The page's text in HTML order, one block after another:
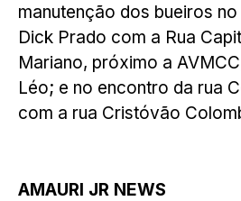
manutenção dos bueiros
Dick Prado com a Rua
Mariano, próximo a
Léo; e no encontro da rua
com a rua Cristóvão
AMAURI JR NEWS